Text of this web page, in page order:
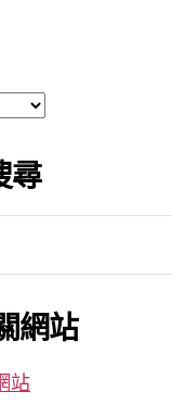
尋
網站
站